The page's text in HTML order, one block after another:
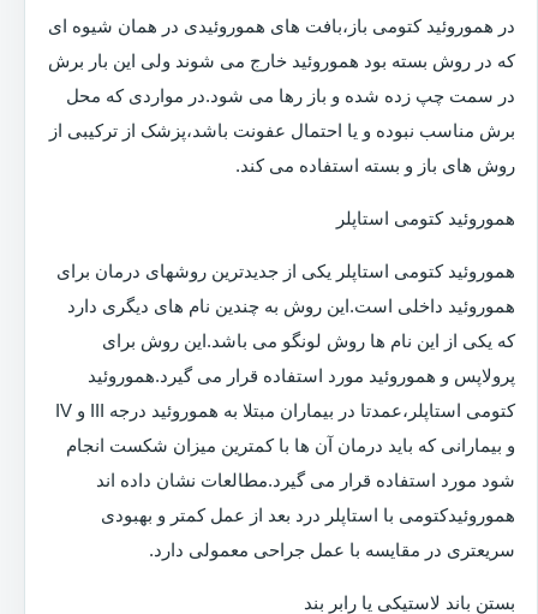
در هموروئید کتومی باز،بافت های هموروئیدی در همان شیوه ای
که در روش بسته بود هموروئید خارج می شوند ولی این بار برش
در سمت چپ زده شده و باز رها می شود.در مواردی که محل
برش مناسب نبوده و یا احتمال عفونت باشد،پزشک از ترکیبی از
روش های باز و بسته استفاده می کند.
هموروئید کتومی استاپلر
هموروئید کتومی استاپلر یکی از جدیدترین روشهای درمان برای
هموروئید داخلی است.این روش به چندین نام های دیگری دارد
که یکی از این نام ها روش لونگو می باشد.این روش برای
پرولاپس و هموروئید مورد استفاده قرار می گیرد.هموروئید
کتومی استاپلر،عمدتا در بیماران مبتلا به هموروئید درجه III و IV
و بیمارانی که باید درمان آن ها با کمترین میزان شکست انجام
شود مورد استفاده قرار می گیرد.مطالعات نشان داده اند
هموروئیدکتومی با استاپلر درد بعد از عمل کمتر و بهبودی
سریعتری در مقایسه با عمل جراحی معمولی دارد.
بستن باند لاستیکی یا رابر بند